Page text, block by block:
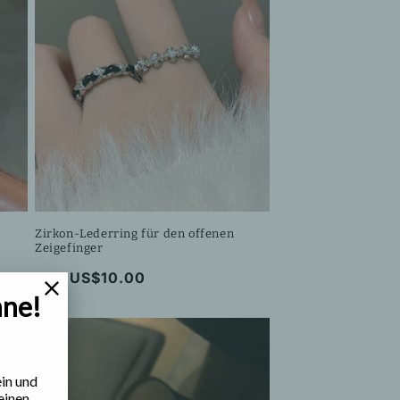
Zirkon-Lederring für den offenen
Zeigefinger
Normaler
Preis
Von US$10.00
und